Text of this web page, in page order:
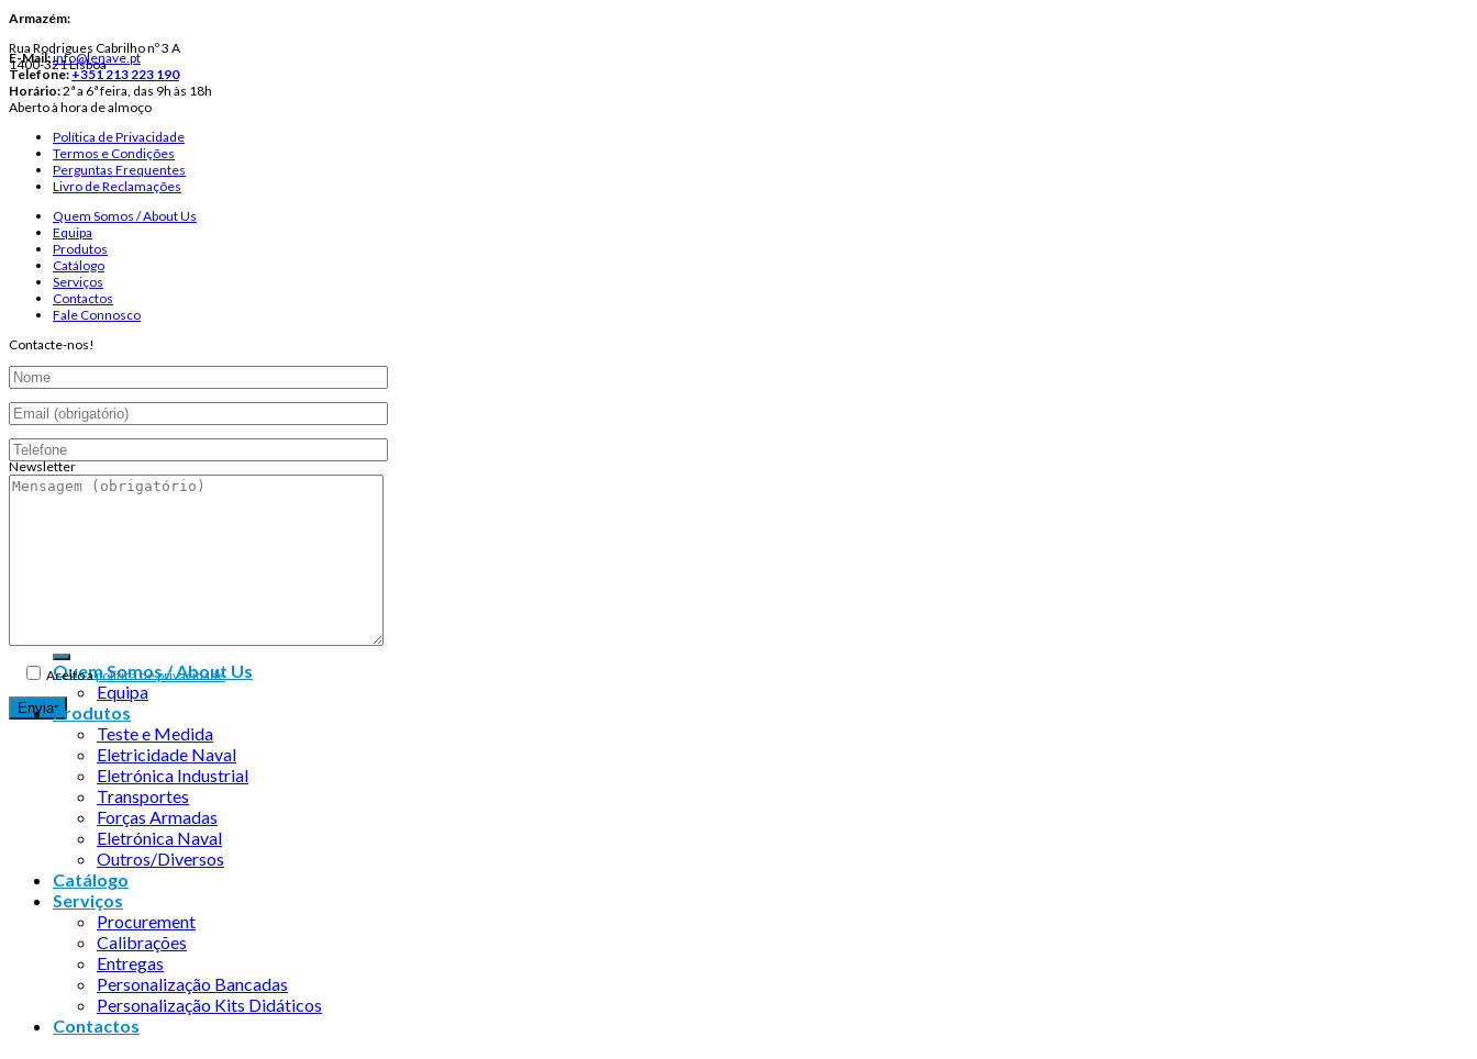
Armazém:
Rua Rodrigues Cabrilho nº 3 A
1400-321 Lisboa
E-Mail:info@lenave.pt
Telefone:+351 213 223 190
Horário:2ª a 6ª feira, das 9h às 18h
Aberto à hora de almoço
Política de Privacidade
Termos e Condições
Perguntas Frequentes
Livro de Reclamações
Quem Somos / About Us
Equipa
Produtos
Catálogo
Serviços
Contactos
Fale Connosco
Contacte-nos!
Aceito apolítica de privacidade
Newsletter
Endereço de email:
Quem Somos / About Us
Equipa
Produtos
Teste e Medida
Eletricidade Naval
Eletrónica Industrial
Transportes
Forças Armadas
Eletrónica Naval
Outros/Diversos
Catálogo
Serviços
Procurement
Calibrações
Entregas
Personalização Bancadas
Personalização Kits Didáticos
Contactos